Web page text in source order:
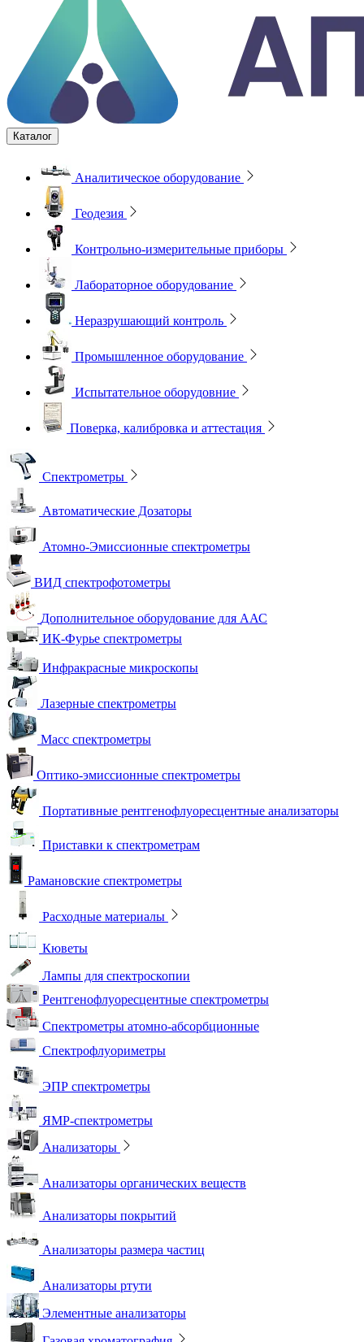
Каталог
Аналитическое оборудование
Геодезия
Контрольно-измерительные приборы
Лабораторное оборудование
Неразрушающий контроль
Промышленное оборудование
Испытательное оборудовние
Поверка, калибровка и аттестация
Спектрометры
Автоматические Дозаторы
Атомно-Эмиссионные спектрометры
ВИД спектрофотометры
Дополнительное оборудование для ААС
ИК-Фурье спектрометры
Инфракрасные микроскопы
Лазерные спектрометры
Масс спектрометры
Оптико-эмиссионные спектрометры
Портативные рентгенофлуоресцентные анализаторы
Приставки к спектрометрам
Рамановские спектрометры
Расходные материалы
Кюветы
Лампы для спектроскопии
Рентгенофлуоресцентные спектрометры
Спектрометры атомно-абсорбционные
Спектрофлуориметры
ЭПР спектрометры
ЯМР-спектрометры
Анализаторы
Анализаторы органических веществ
Анализаторы покрытий
Анализаторы размера частиц
Анализаторы ртути
Элементные анализаторы